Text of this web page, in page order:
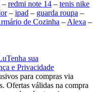
– redmi note 14 – tenis nike
– ipad – guarda roupa –
de Cozinha – Alexa –
Tenha sua
e Privacidade
para compras via
Ofertas válidas na compra